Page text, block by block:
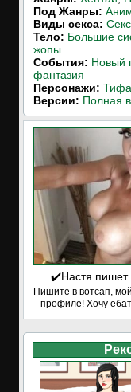
Под Жанры:
Виды секса: Секс
Тело: Большие
жопы
События: Новый
фантазия
Персонажи: Тифа
Версии: Полная
✔️Настя пишет
Пишите в вотсап,
профиле! Хочу